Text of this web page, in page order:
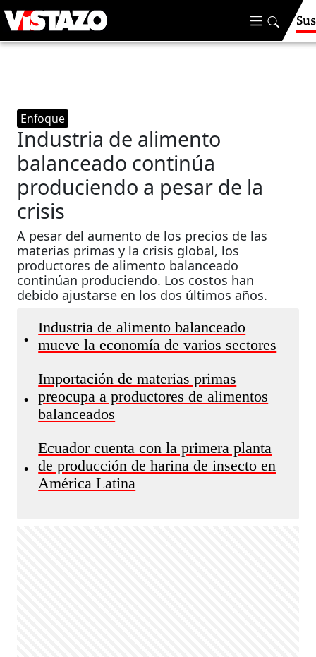
Enfoque
Industria de alimento
balanceado continúa
produciendo a pesar de la
crisis
A pesar del aumento de los precios de las
materias primas y la crisis global, los
productores de alimento balanceado
continúan produciendo. Los costos han
debido ajustarse en los dos últimos años.
•
Industria de alimento balanceado
mueve la economía de varios sectores
•
Importación de materias primas
preocupa a productores de alimentos
balanceados
•
Ecuador cuenta con la primera planta
de producción de harina de insecto en
América Latina